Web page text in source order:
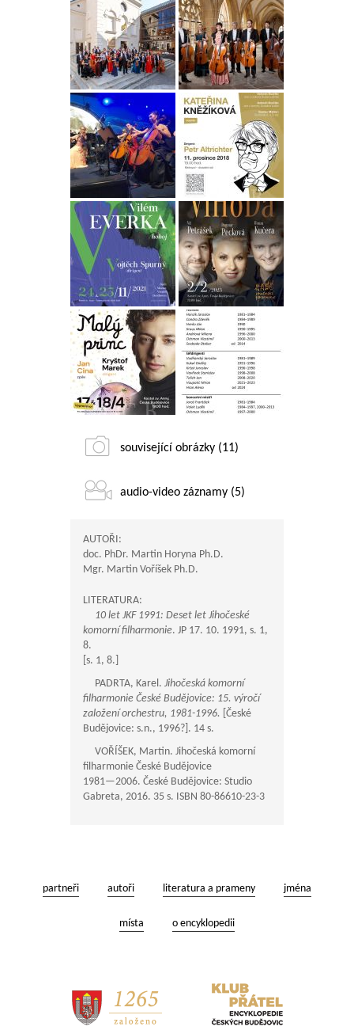
související obrázky (11)
audio-video záznamy (5)
AUTOŘI:
doc. PhDr. Martin Horyna Ph.D.
Mgr. Martin Voříšek Ph.D.
LITERATURA:
10 let JKF 1991: Deset let Jihočeské
komorní filharmonie. JP 17. 10. 1991, s. 1,
8.
[s. 1, 8.]
PADRTA, Karel. Jihočeská komorní
filharmonie České Budějovice: 15. výročí
založení orchestru, 1981-1996. [České
Budějovice: s.n., 1996?]. 14 s.
VOŘÍŠEK, Martin. Jihočeská komorní
filharmonie České Budějovice
1981—2006. České Budějovice: Studio
Gabreta, 2016. 35 s. ISBN 80-86610-23-3
partneři autoři literatura a prameny jména
místa o encyklopedii